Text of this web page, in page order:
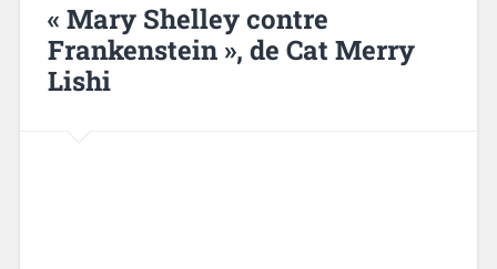
« Mary Shelley contre
Frankenstein », de Cat Merry
Lishi